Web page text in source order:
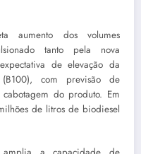
aumento dos volumes
tanto pela nova
de elevação da
com previsão de
do produto. Em
de litros de biodiesel